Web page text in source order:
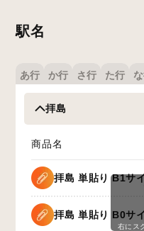
駅名
あ行 か行 さ行 た行
拝島
商品名
拝島 単貼り B1サ
拝島 単貼り B0サ
右にス